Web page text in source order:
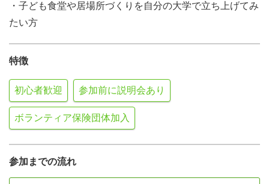
・子ども食堂や居場所づくりを自分の大学で立ち上げてみ
たい方
特徴
初心者歓迎 参加前に説明会あり
ボランティア保険団体加入
参加までの流れ